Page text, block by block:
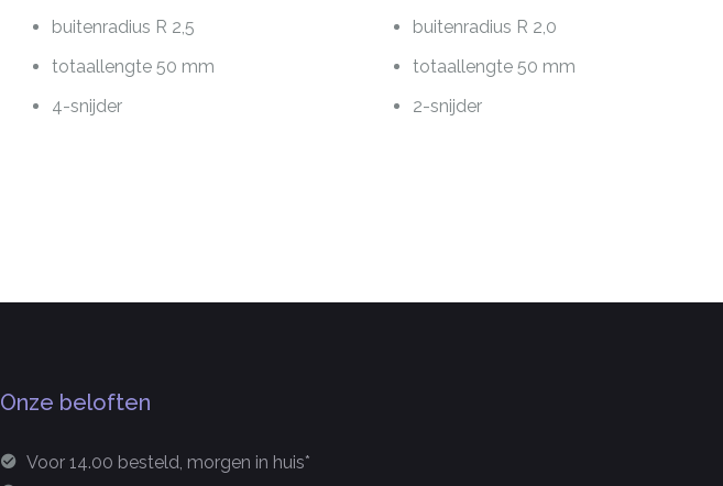
buitenradius R 2,5
totaallengte 50 mm
4-snijder
buitenradius R 2,0
totaallengte 50 mm
2-snijder
Onze beloften
Voor 14.00 besteld, morgen in huis*